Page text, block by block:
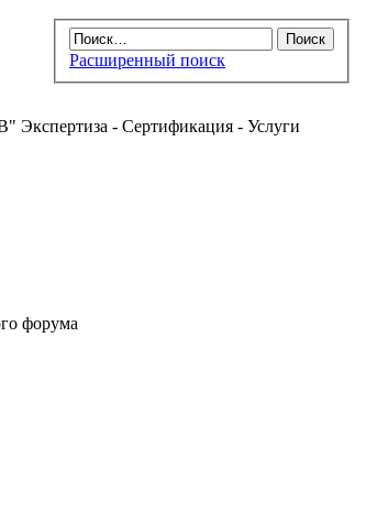
Расширенный поиск
- Сертификация - Услуги
форума